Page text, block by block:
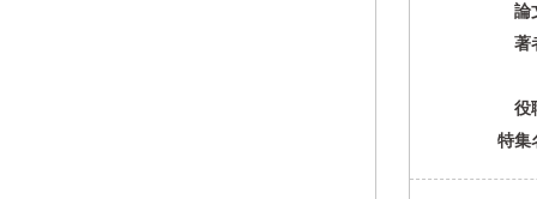
論
著
役
特集